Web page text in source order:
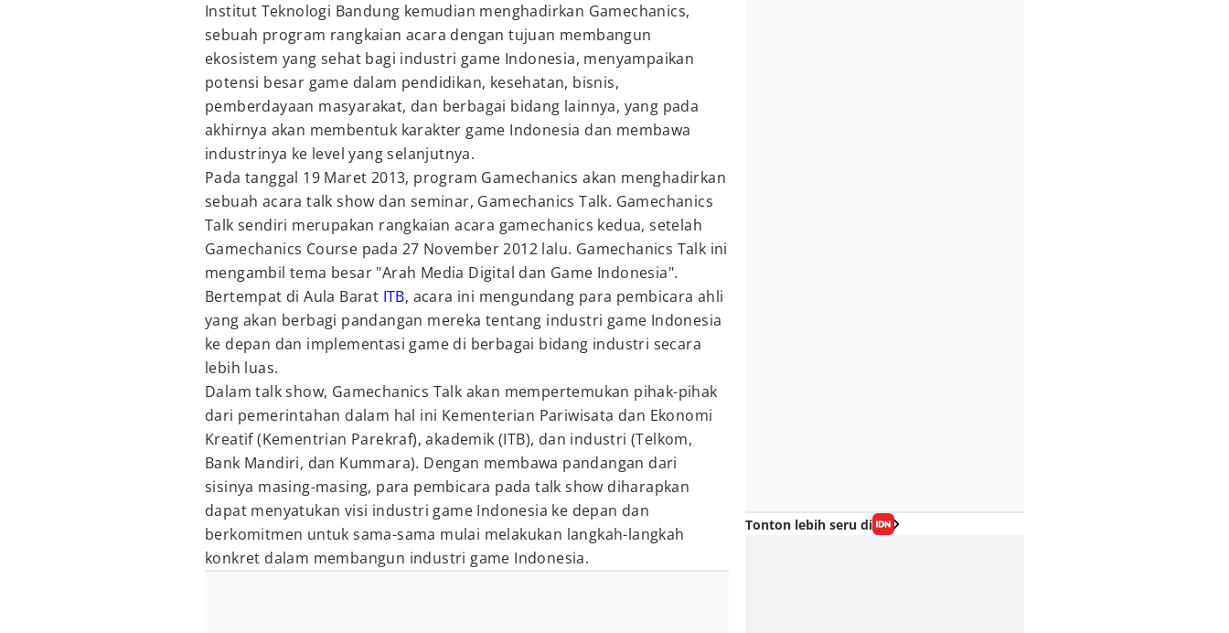
Institut Teknologi Bandung kemudian menghadirkan Gamechanics,
sebuah program rangkaian acara dengan tujuan membangun
ekosistem yang sehat bagi industri game Indonesia, menyampaikan
potensi besar game dalam pendidikan, kesehatan, bisnis,
pemberdayaan masyarakat, dan berbagai bidang lainnya, yang pada
akhirnya akan membentuk karakter game Indonesia dan membawa
industrinya ke level yang selanjutnya.
Pada tanggal 19 Maret 2013, program Gamechanics akan menghadirkan
sebuah acara talk show dan seminar, Gamechanics Talk. Gamechanics
Talk sendiri merupakan rangkaian acara gamechanics kedua, setelah
Gamechanics Course pada 27 November 2012 lalu. Gamechanics Talk ini
mengambil tema besar "Arah Media Digital dan Game Indonesia".
Bertempat di Aula Barat ITB, acara ini mengundang para pembicara ahli
yang akan berbagi pandangan mereka tentang industri game Indonesia
ke depan dan implementasi game di berbagai bidang industri secara
lebih luas.
Dalam talk show, Gamechanics Talk akan mempertemukan pihak-pihak
dari pemerintahan dalam hal ini Kementerian Pariwisata dan Ekonomi
Kreatif (Kementrian Parekraf), akademik (ITB), dan industri (Telkom,
Bank Mandiri, dan Kummara). Dengan membawa pandangan dari
sisinya masing-masing, para pembicara pada talk show diharapkan
dapat menyatukan visi industri game Indonesia ke depan dan
berkomitmen untuk sama-sama mulai melakukan langkah-langkah
konkret dalam membangun industri game Indonesia.
Tonton lebih seru di